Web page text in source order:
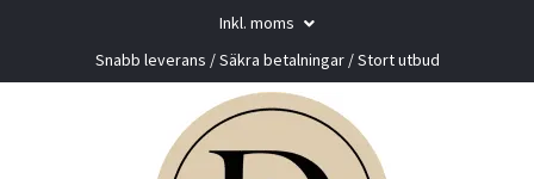
Inkl. moms
Snabb leverans / Säkra betalningar / Stort utbud